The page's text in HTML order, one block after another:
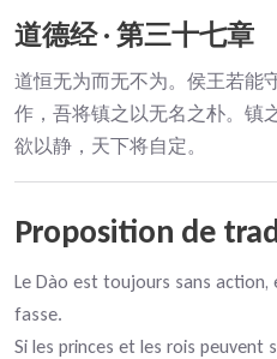
道德经 · 第三十七章
道恒无为而无不为。侯王若能
作，吾将镇之以无名之朴。镇
欲以静，天下将自定。
Proposition de
Le Dào est toujours sans action,
fasse.
Si les princes et les rois peuvent